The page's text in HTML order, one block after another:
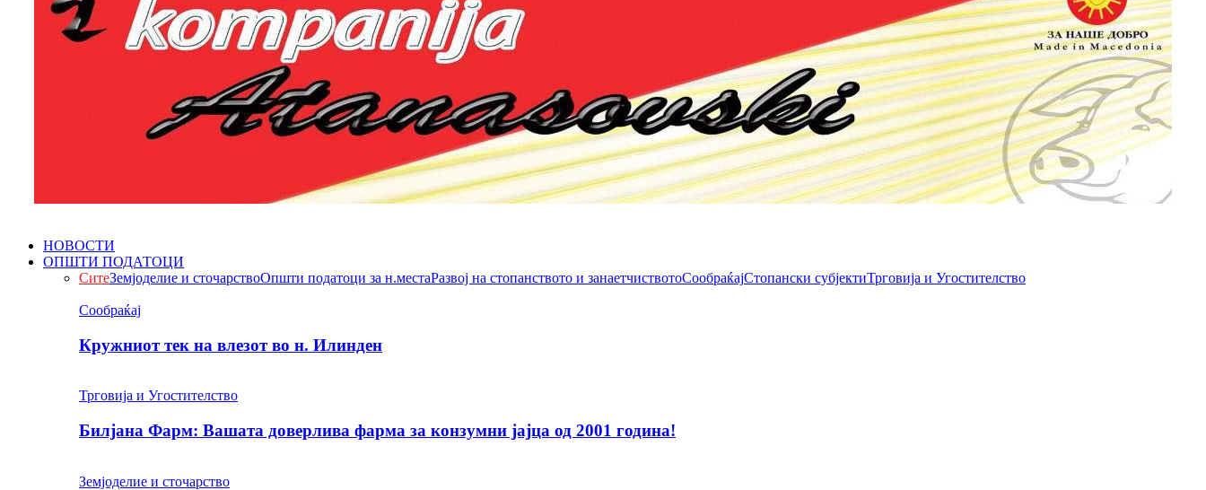
НОВОСТИ
ОПШТИ ПОДАТОЦИ
СитеЗемјоделие и сточарствоОпшти податоци за н.местаРазвој на стопанството и занаетчиствотоСообраќајСтопански субјектиТрговија и Угостителство
Сообраќај
Кружниот тек на влезот во н. Илинден
Трговија и Угостителство
Билјана Фарм: Вашата доверлива фарма за конзумни јајца од 2001 година!
Земјоделие и сточарство